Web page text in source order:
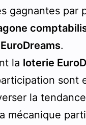
gagnantes par
.
la loterie
sont
la